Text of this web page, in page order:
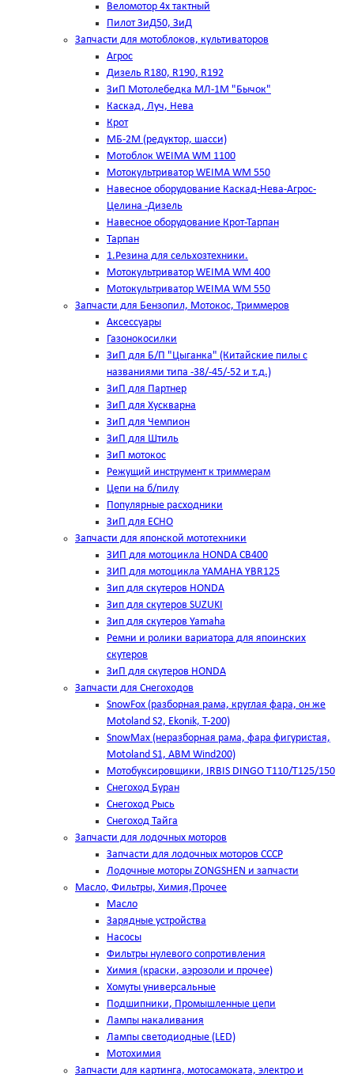
Веломотор 4х тактный
Пилот ЗиД50, ЗиД
Запчасти для мотоблоков, культиваторов
Агрос
Дизель R180, R190, R192
ЗиП Мотолебедка МЛ-1М "Бычок"
Каскад, Луч, Нева
Крот
МБ-2М (редуктор, шасси)
Мотоблок WEIMA WM 1100
Мотокультриватор WEIMA WM 550
Навесное оборудование Каскад-Нева-Агрос-
Целина -Дизель
Навесное оборудование Крот-Тарпан
Тарпан
1.Резина для сельхозтехники.
Мотокультриватор WEIMA WM 400
Мотокультриватор WEIMA WM 550
Запчасти для Бензопил, Мотокос, Триммеров
Аксессуары
Газонокосилки
ЗиП для Б/П "Цыганка" (Китайские пилы с
названиями типа -38/-45/-52 и т.д.)
ЗиП для Партнер
ЗиП для Хускварна
ЗиП для Чемпион
ЗиП для Штиль
ЗиП мотокос
Режущий инструмент к триммерам
Цепи на б/пилу
Популярные расходники
ЗиП для ЕСНО
Запчасти для японской мототехники
ЗИП для мотоцикла HONDA CB400
ЗИП для мотоцикла YAMAHA YBR125
Зип для скутеров HONDA
Зип для скутеров SUZUKI
Зип для скутеров Yamaha
Ремни и ролики вариатора для япоинских
скутеров
ЗиП для скутеров HONDA
Запчасти для Снегоходов
SnowFox (разборная рама, круглая фара, он же
Motoland S2, Ekonik, T-200)
SnowMax (неразборная рама, фара фигуристая,
Motoland S1, ABM Wind200)
Мотобуксировщики, IRBIS DINGO Т110/Т125/150
Снегоход Буран
Снегоход Рысь
Снегоход Тайга
Запчасти для лодочных моторов
Запчасти для лодочных моторов СССР
Лодочные моторы ZONGSHEN и запчасти
Масло, Фильтры, Химия,Прочее
Масло
Зарядные устройства
Насосы
Фильтры нулевого сопротивления
Химия (краски, аэрозоли и прочее)
Хомуты универсальные
Подшипники, Промышленные цепи
Лампы накаливания
Лампы светодиодные (LED)
Мотохимия
Запчасти для картинга, мотосамоката, электро и